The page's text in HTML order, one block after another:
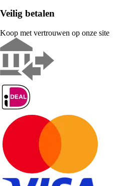
Veilig betalen
Koop met vertrouwen op onze site